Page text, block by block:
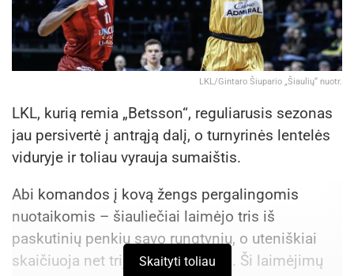
LKL/Gintaro Šiupario „Šiaulių“ nuotr.
LKL, kurią remia „Betsson“, reguliarusis sezonas
jau persivertė į antrąją dalį, o turnyrinės lentelės
viduryje ir toliau vyrauja sumaištis.
Abi komandos į kovą žengs pergalingomis
nuotaikomis – šiauliečiai laimėjo tris iš
paskutinių penkių savo rungtynių, o uteniškiai
skaičiuoja net trijų pergalių seriją. Ši laimėjimų
Skaityti toliau